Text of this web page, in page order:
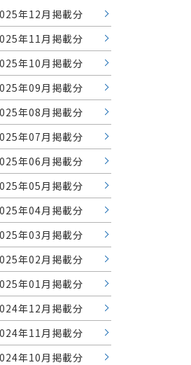
年12月掲載分
年11月掲載分
年10月掲載分
年09月掲載分
年08月掲載分
年07月掲載分
年06月掲載分
年05月掲載分
年04月掲載分
年03月掲載分
年02月掲載分
年01月掲載分
年12月掲載分
年11月掲載分
年10月掲載分